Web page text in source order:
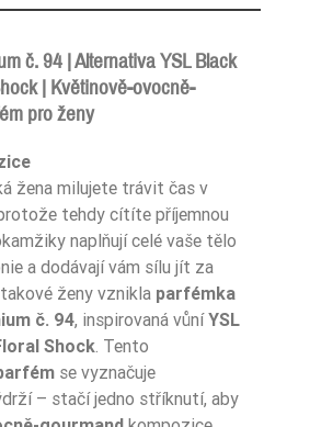
č. 94 | Alternativa YSL Black
| Květinově-ovocně-
pro ženy
žena milujete trávit čas v
tehdy cítíte příjemnou
naplňují celé vaše tělo
a dodávají vám sílu jít za
ženy vznikla parfémka
č. 94, inspirovaná vůníYSL
Shock. Tento
se vyznačuje
– stačí jedno stříknutí, aby
22%
5906826252225